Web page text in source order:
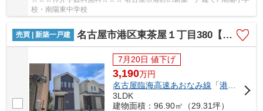
校・南陽東中学校
売買 | 新築一戸建 名古屋市港区東茶屋１丁目380【仲介手数料無料】新築一戸建て B号棟
7月20日 値下げ
3,190万円
名古屋臨海高速あおなみ線 「港北
」駅
3LDK
建物面積：96.90㎡（29.31坪）